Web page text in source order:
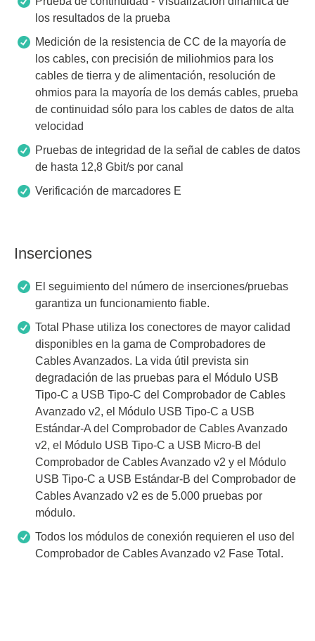
los resultados de la prueba
Medición de la resistencia de CC de la mayoría de
los cables, con precisión de miliohmios para los
cables de tierra y de alimentación, resolución de
ohmios para la mayoría de los demás cables, prueba
de continuidad sólo para los cables de datos de alta
velocidad
Pruebas de integridad de la señal de cables de datos
de hasta 12,8 Gbit/s por canal
Verificación de marcadores E
Inserciones
El seguimiento del número de inserciones/pruebas
garantiza un funcionamiento fiable.
Total Phase utiliza los conectores de mayor calidad
disponibles en la gama de Comprobadores de
Cables Avanzados. La vida útil prevista sin
degradación de las pruebas para el Módulo USB
Tipo-C a USB Tipo-C del Comprobador de Cables
Avanzado v2, el Módulo USB Tipo-C a USB
Estándar-A del Comprobador de Cables Avanzado
v2, el Módulo USB Tipo-C a USB Micro-B del
Comprobador de Cables Avanzado v2 y el Módulo
USB Tipo-C a USB Estándar-B del Comprobador de
Cables Avanzado v2 es de 5.000 pruebas por
módulo.
Todos los módulos de conexión requieren el uso del
Comprobador de Cables Avanzado v2 Fase Total.